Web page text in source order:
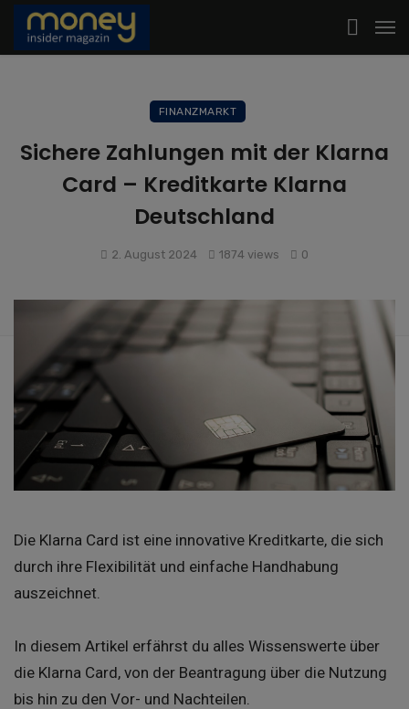
FINANZMARKT
Sichere Zahlungen mit der Klarna
Card – Kreditkarte Klarna
Deutschland
2. August 2024 1874 views 0
Die Klarna Card ist eine innovative Kreditkarte, die sich
durch ihre Flexibilität und einfache Handhabung
auszeichnet.
In diesem Artikel erfährst du alles Wissenswerte über
die Klarna Card, von der Beantragung über die Nutzung
bis hin zu den Vor- und Nachteilen.